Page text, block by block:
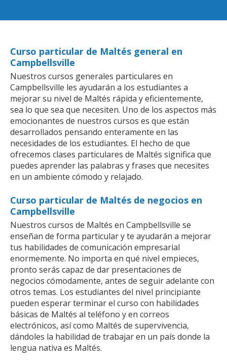
Curso particular de Maltés general en
Campbellsville
Nuestros cursos generales particulares en
Campbellsville les ayudarán a los estudiantes a
mejorar su nivel de Maltés rápida y eficientemente,
sea lo que sea que necesiten. Uno de los aspectos más
emocionantes de nuestros cursos es que están
desarrollados pensando enteramente en las
necesidades de los estudiantes. El hecho de que
ofrecemos clases particulares de Maltés significa que
puedes aprender las palabras y frases que necesites
en un ambiente cómodo y relajado.
Curso particular de Maltés de negocios en
Campbellsville
Nuestros cursos de Maltés en Campbellsville se
enseñan de forma particular y te ayudarán a mejorar
tus habilidades de comunicación empresarial
enormemente. No importa en qué nivel empieces,
pronto serás capaz de dar presentaciones de
negocios cómodamente, antes de seguir adelante con
otros temas. Los estudiantes del nivel principiante
pueden esperar terminar el curso con habilidades
básicas de Maltés al teléfono y en correos
electrónicos, así como Maltés de supervivencia,
dándoles la habilidad de trabajar en un país donde la
lengua nativa es Maltés.